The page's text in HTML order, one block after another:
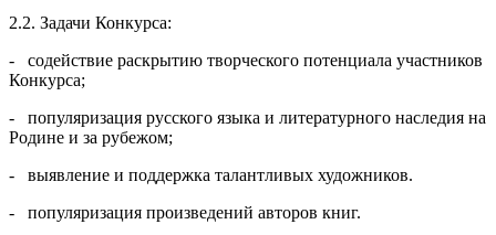
2.2. Задачи Конкурса:
- содействие раскрытию творческого потенциала участников
Конкурса;
- популяризация русского языка и литературного наследия на
Родине и за рубежом;
- выявление и поддержка талантливых художников.
- популяризация произведений авторов книг.